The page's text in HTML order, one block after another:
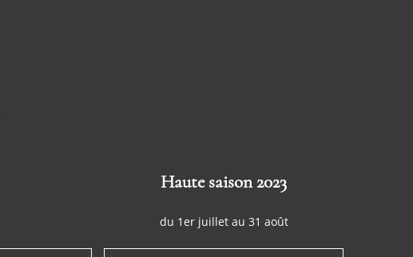
Haute saison 2023
du 1er juillet au 31 août